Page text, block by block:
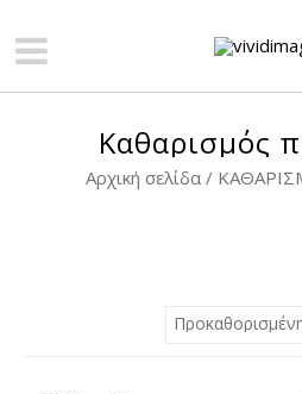
Καθαρισμός
Αρχική σελίδα /